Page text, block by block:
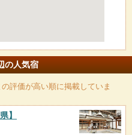
の人気宿
評価が高い順に掲載していま
】